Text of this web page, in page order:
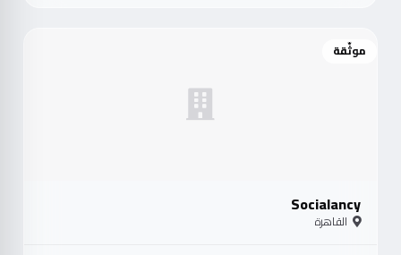
موثّقة
Socialancy
القاهرة